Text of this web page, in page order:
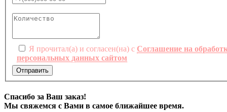
Я прочитал(а) и согласен(на) с Соглашение на
персональных данных сайтом
Отправить
Спасибо за Ваш заказ!
Мы свяжемся с Вами в самое ближайшее время.